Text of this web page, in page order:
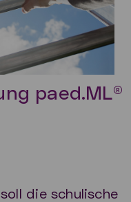
paed.ML®
die schulische